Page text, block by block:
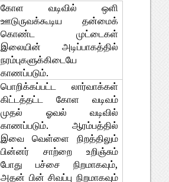
கோள வடிவில் ஒளி
ஊடுருவக்கூடிய தன்மைக்
கொண்ட முட்டைகள்
இலையின் அடிப்பாகத்தில்
நரம்புகளுக்கிடையே
காணப்படும்.
பொறிக்கப்பட்ட லார்வாக்கள்
கிட்டத்தட்ட கோள வடிவம்
முதல் ஓவல் வடிவில்
காணப்படும். ஆரம்பத்தில்
இவை வெள்ளை நிறத்திலும்
பின்னர் சாற்றை உறிஞ்சும்
போது பச்சை நிறமாகவும்,
அதன் பின் சிவப்பு நிறமாகவும்